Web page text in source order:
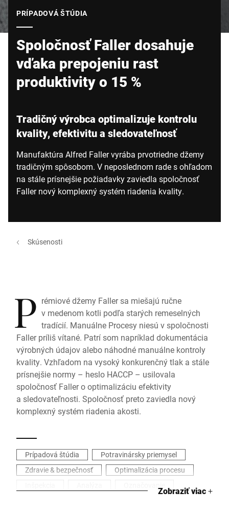
PRÍPADOVÁ ŠTÚDIA
Spoločnosť Faller dosahuje
vďaka prepojeniu rast
produktivity o 15 %
Tradičný výrobca optimalizuje kontrolu
kvality, efektivitu a sledovateľnosť
Manufaktúra Alfred Faller vyrába prvotriedne džemy
tradičným spôsobom. V neposlednom rade s ohľadom
na stále prísnejšie požiadavky zaviedla spoločnosť
Faller nový komplexný systém riadenia kvality.
Skúsenosti
P rémiové džemy Faller sa miešajú ručne
v medenom kotli podľa starých remeselných
tradícií. Manuálne Procesy niesú v spoločnosti
Faller príliš vítané. Patrí som napríklad dokumentácia
výrobných údajov alebo náhodné manuálne kontroly
kvality. Vzhľadom na vysoký konkurenčný tlak a stále
prísnejšie normy – heslo HACCP – usilovala
spoločnosť Faller o optimalizáciu efektivity
a sledovateľnosti. Spoločnosť preto zaviedla nový
komplexný systém riadenia akosti.
Prípadová štúdia
Potravinársky priemysel
Zdravie & bezpečnosť
Optimalizácia procesu
Zobraziť viac+